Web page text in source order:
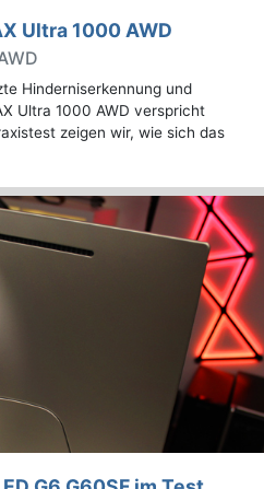
Ultra 1000 AWD
Hinderniserkennung und
Ultra 1000 AWD verspricht
zeigen wir, wie sich das